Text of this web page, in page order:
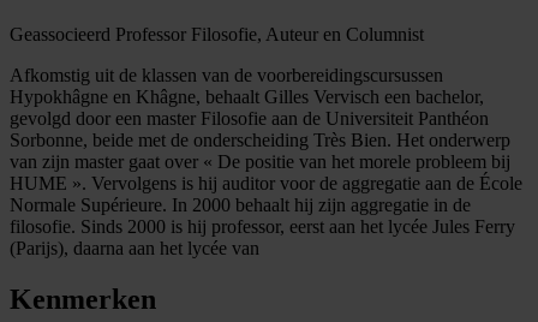
Geassocieerd Professor Filosofie, Auteur en Columnist
Afkomstig uit de klassen van de voorbereidingscursussen
Hypokhâgne en Khâgne, behaalt Gilles Vervisch een bachelor,
gevolgd door een master Filosofie aan de Universiteit Panthéon
Sorbonne, beide met de onderscheiding Très Bien. Het onderwerp
van zijn master gaat over « De positie van het morele probleem bij
HUME ». Vervolgens is hij auditor voor de aggregatie aan de École
Normale Supérieure. In 2000 behaalt hij zijn aggregatie in de
filosofie. Sinds 2000 is hij professor, eerst aan het lycée Jules Ferry
(Parijs), daarna aan het lycée van
Kenmerken